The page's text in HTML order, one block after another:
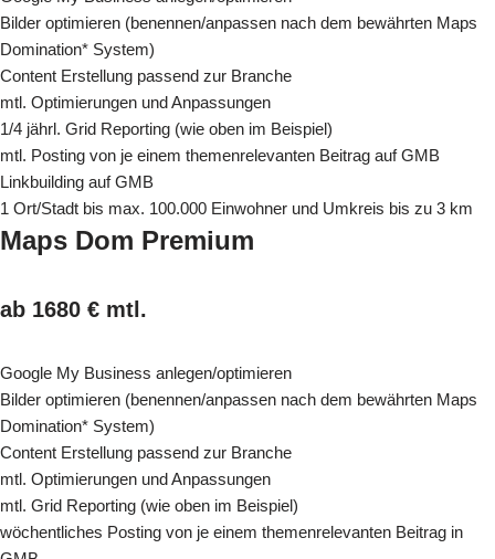
Bilder optimieren (benennen/anpassen nach dem bewährten Maps
Domination* System)
Content Erstellung passend zur Branche
mtl. Optimierungen und Anpassungen
1/4 jährl. Grid Reporting (wie oben im Beispiel)
mtl. Posting von je einem themenrelevanten Beitrag auf GMB
Linkbuilding auf GMB
1 Ort/Stadt bis max. 100.000 Einwohner und Umkreis bis zu 3 km
Maps Dom Premium
ab 1680 € mtl.
Google My Business anlegen/optimieren
Bilder optimieren (benennen/anpassen nach dem bewährten Maps
Domination* System)
Content Erstellung passend zur Branche
mtl. Optimierungen und Anpassungen
mtl. Grid Reporting (wie oben im Beispiel)
wöchentliches Posting von je einem themenrelevanten Beitrag in